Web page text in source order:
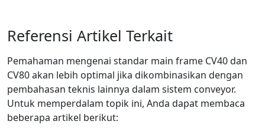
Referensi Artikel Terkait
Pemahaman mengenai standar main frame CV40 dan
CV80 akan lebih optimal jika dikombinasikan dengan
pembahasan teknis lainnya dalam sistem conveyor.
Untuk memperdalam topik ini, Anda dapat membaca
beberapa artikel berikut: